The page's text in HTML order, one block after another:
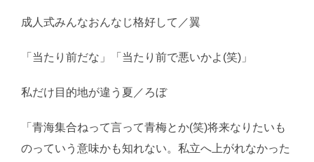
成人式みんなおんなじ格好して／翼
「当たり前だな」「当たり前で悪いかよ(笑)」
私だけ目的地が違う夏／ろぼ
「青海集合ねって言って青梅とか(笑)将来なりたいも
のっていう意味かも知れない。私立へ上がれなかった